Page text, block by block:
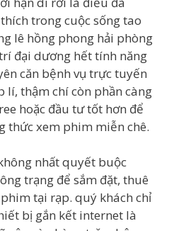
trong cuộc sống tao
lê hồng phong hải phòng
đại dương hết tính năng
căn bệnh vụ trực tuyến
lí, thậm chí còn phần càng
hoặc đầu tư tốt hơn để
thức xem phim miễn chê.
nhất quyết buộc
trạng để sắm đặt, thuê
tại rạp. quý khách chỉ
bị gắn kết internet là